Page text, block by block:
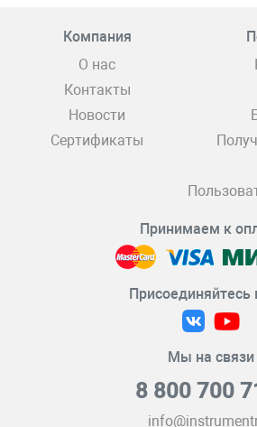
Компания
О нас
Контакты
Новости
Сертификаты
Принимаем к
Присоединяйтесь
Мы на связи
8 800 700